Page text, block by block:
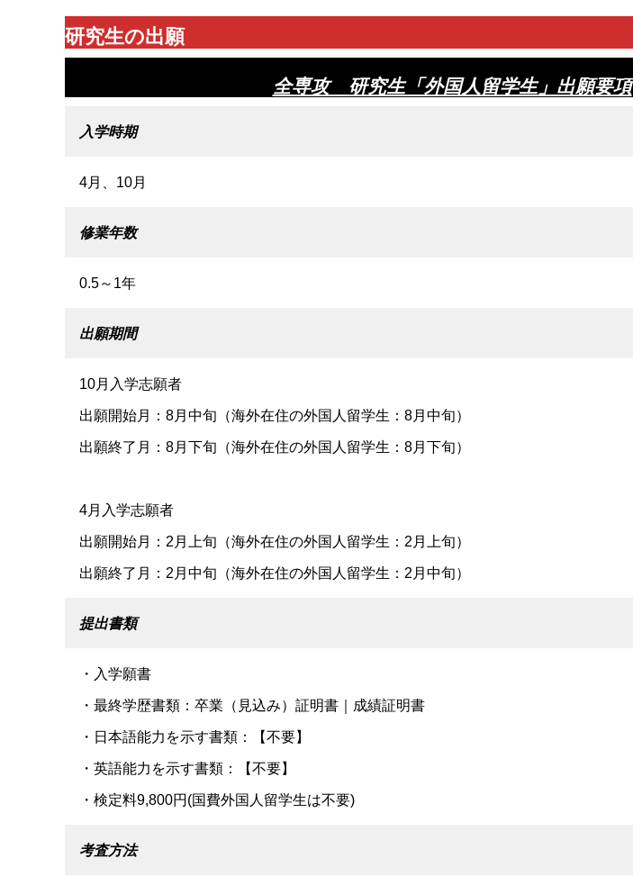
研究生の出願
全専攻 研究生「外国人留学生」出願要項
入学時期
4月、10月
修業年数
0.5～1年
出願期間
10月入学志願者
出願開始月：8月中旬（海外在住の外国人留学生：8月中旬）
出願終了月：8月下旬（海外在住の外国人留学生：8月下旬）
4月入学志願者
出願開始月：2月上旬（海外在住の外国人留学生：2月上旬）
出願終了月：2月中旬（海外在住の外国人留学生：2月中旬）
提出書類
・入学願書
・最終学歴書類：卒業（見込み）証明書｜成績証明書
・日本語能力を示す書類：【不要】
・英語能力を示す書類：【不要】
・検定料9,800円(国費外国人留学生は不要)
考査方法